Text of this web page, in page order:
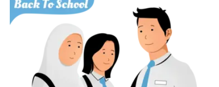
Profil Kepala Sekolah